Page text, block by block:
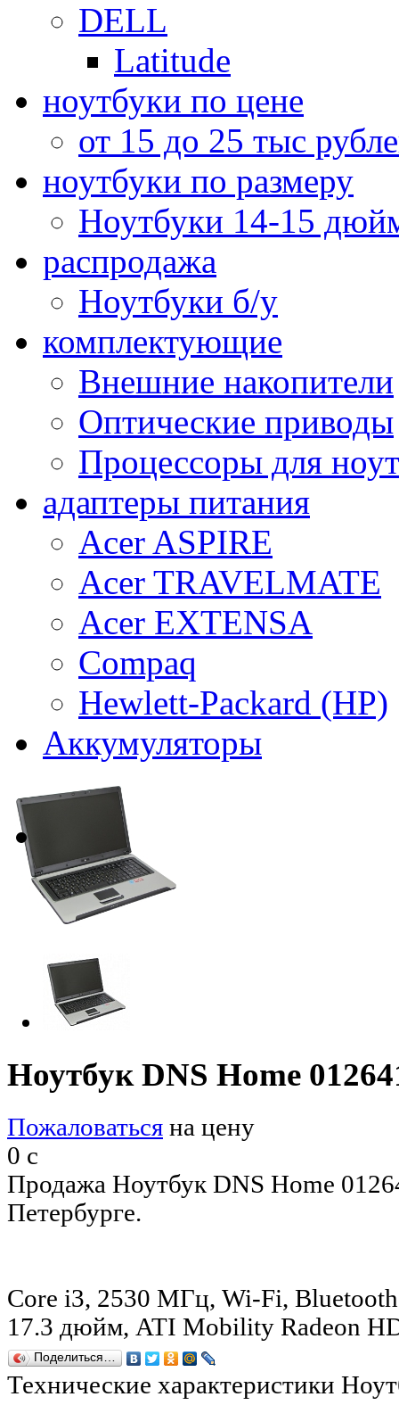
DELL
Latitude
ноутбуки по цене
от 15 до 25 тыс
ноутбуки по размеру
Ноутбуки 14-15
распродажа
Ноутбуки б/у
комплектующие
Внешние накопители
Оптические приводы
Процессоры для
адаптеры питания
Acer ASPIRE
Acer TRAVELMATE
Acer EXTENSA
Compaq
Hewlett-Packard (HP)
Аккумуляторы
Ноутбук DNS Home
Пожаловаться на цену
0 c
Продажа Ноутбук DNS Home
Петербурге.
Core i3, 2530 МГц, Wi-Fi,
17.3 дюйм, ATI Mobility Radeon
Поделиться…
Технические характеристики